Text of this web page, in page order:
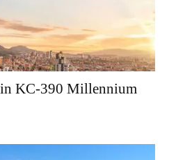
KC-390 Millennium